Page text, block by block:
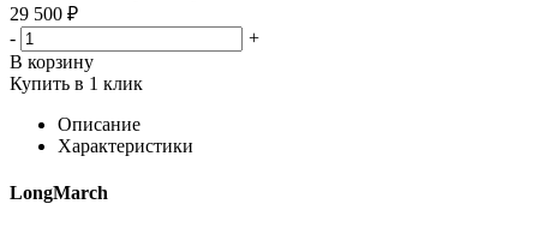
29 500 ₽
-
+
В корзину
Купить в 1 клик
Описание
Характеристики
LongMarch